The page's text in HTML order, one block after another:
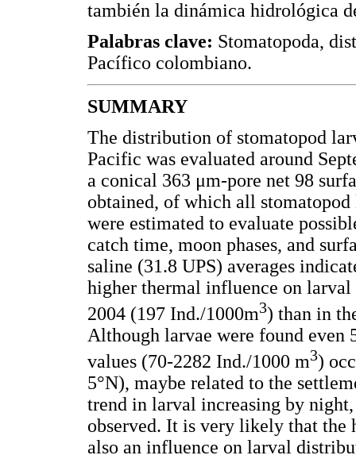
también la dinámica hidrológica
Palabras clave: Stomatopoda,
Pacífico colombiano.
SUMMARY
The distribution of stomatopod
Pacific was evaluated around
a conical 363 μm-pore net 98
obtained, of which all
were estimated to evaluate
catch time, moon phases, and
saline (31.8 UPS) averages
higher thermal influence on larval
2004 (197 Ind./1000m3) than in
Although larvae were found even
values (70-2282 Ind./1000 m3)
5°N), maybe related to the
trend in larval increasing by
observed. It is very likely that the
also an influence on larval